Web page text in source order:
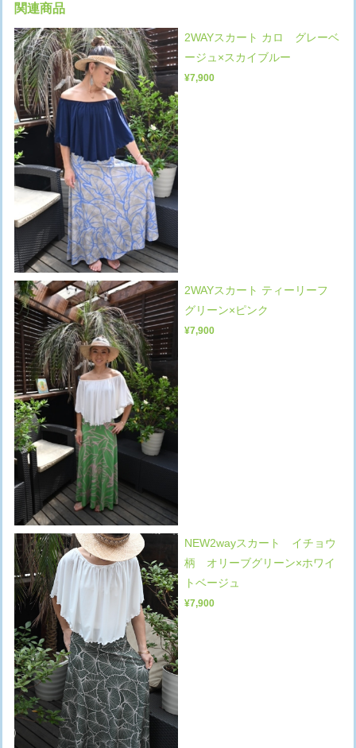
関連商品
2WAYスカート カロ グレーベ
ージュ×スカイブルー
¥7,900
2WAYスカート ティーリーフ
グリーン×ピンク
¥7,900
NEW2wayスカート イチョウ
柄 オリーブグリーン×ホワイ
トベージュ
¥7,900